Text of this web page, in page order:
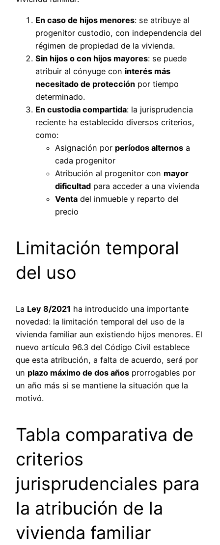
En caso de hijos menores: se atribuye al
progenitor custodio, con independencia del
régimen de propiedad de la vivienda.
Sin hijos o con hijos mayores: se puede
atribuir al cónyuge con interés más
necesitado de protección por tiempo
determinado.
En custodia compartida: la jurisprudencia
reciente ha establecido diversos criterios,
como:
Asignación por períodos alternos a
cada progenitor
Atribución al progenitor con mayor
dificultad para acceder a una vivienda
Venta del inmueble y reparto del
precio
Limitación temporal
del uso
La Ley 8/2021 ha introducido una importante
novedad: la limitación temporal del uso de la
vivienda familiar aun existiendo hijos menores. El
nuevo artículo 96.3 del Código Civil establece
que esta atribución, a falta de acuerdo, será por
un plazo máximo de dos años prorrogables por
un año más si se mantiene la situación que la
motivó.
Tabla comparativa de
criterios
jurisprudenciales para
la atribución de la
vivienda familiar